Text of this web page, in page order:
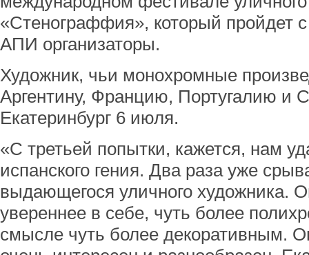
«Стенограффия», который пройдет
АПИ организаторы.
Художник, чьи монохромные
Аргентину, Францию, Португалию и
Екатеринбург 6 июля.
«С третьей попытки, кажется, нам
испанского гения. Два раза уже
выдающегося уличного художника.
увереннее в себе, чуть более
смысле чуть более декоративным.